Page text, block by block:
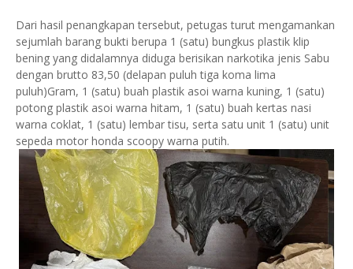
Dari hasil penangkapan tersebut, petugas turut mengamankan
sejumlah barang bukti berupa 1 (satu) bungkus plastik klip
bening yang didalamnya diduga berisikan narkotika jenis Sabu
dengan brutto 83,50 (delapan puluh tiga koma lima
puluh)Gram, 1 (satu) buah plastik asoi warna kuning, ⁠1 (satu)
potong plastik asoi warna hitam, ⁠1 (satu) buah kertas nasi
warna coklat, 1 (satu) lembar tisu, serta satu unit 1 (satu) unit
sepeda motor honda scoopy warna putih.